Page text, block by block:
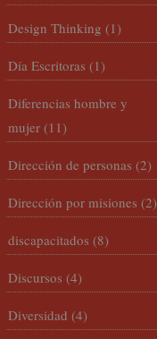
Design Thinking (1)
Día Escritoras (1)
Diferencias hombre y
mujer (11)
Dirección de personas (2)
Dirección por misiones (2)
discapacitados (8)
Discursos (4)
Diversidad (4)